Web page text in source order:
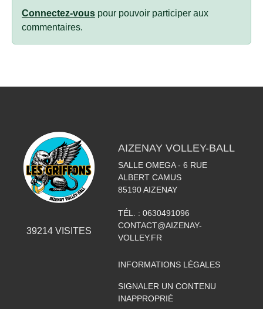
Connectez-vous pour pouvoir participer aux
commentaires.
39214VISITES
AIZENAY VOLLEY-BALL
SALLE OMEGA - 6 RUE
ALBERT CAMUS
85190 AIZENAY
TÉL. : 0630491096
CONTACT@AIZENAY-
VOLLEY.FR
INFORMATIONS LÉGALES
SIGNALER UN CONTENU
INAPPROPRIÉ